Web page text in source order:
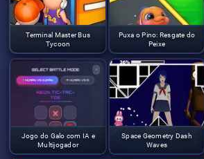
Terminal Master Bus
Tycoon
Puxa o Pino: Resgate do
Peixe
Jogo do Galo com IA e
Multijogador
Space Geometry Dash
Waves